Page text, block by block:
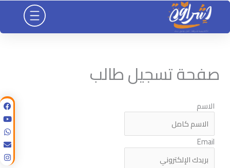
تخطي
المحتوى
صفحة تسجيل طالب
الاسم
Email